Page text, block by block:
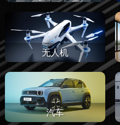
无人机
汽车